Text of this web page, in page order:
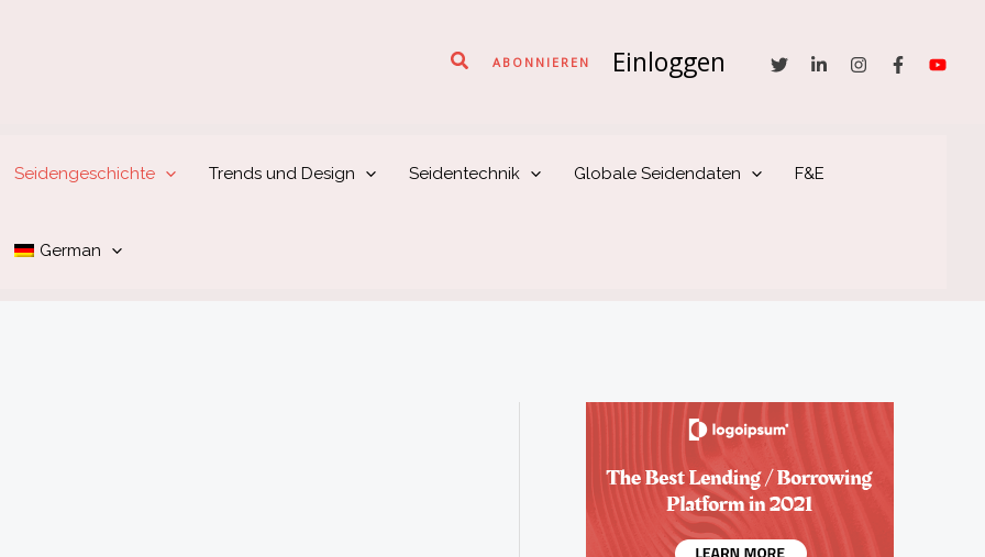
SucheABONNIEREN Einloggen
Seidengeschichte Trends und Design Seidentechnik Globale Seidendaten F&E
German